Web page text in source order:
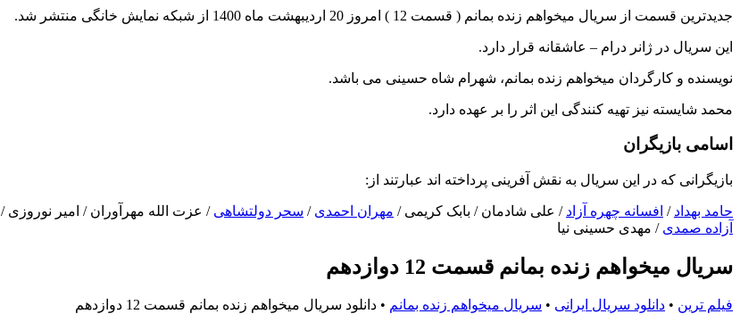
جدیدترین قسمت از سریال میخواهم زنده بمانم ( قسمت 12 ) امروز 20 اردیبهشت ماه 1400 از شبکه نمایش خانگی منتشر شد.
این سریال در ژانر درام – عاشقانه قرار دارد.
نویسنده و کارگردان میخواهم زنده بمانم، شهرام شاه حسینی می باشد.
محمد شایسته نیز تهیه کنندگی این اثر را بر عهده دارد.
اسامی بازیگران
بازیگرانی که در این سریال به نقش آفرینی پرداخته اند عبارتند از:
حامد بهداد / افسانه چهره آزاد / علی شادمان / بابک کریمی / مهران احمدی / سحر دولتشاهی / عزت الله مهرآوران / امیر نوروزی /
آزاده صمدی / مهدی حسینی نیا
سریال میخواهم زنده بمانم قسمت 12 دوازدهم
فیلم ترین • دانلود سریال ایرانی • سریال میخواهم زنده بمانم • دانلود سریال میخواهم زنده بمانم قسمت 12 دوازدهم